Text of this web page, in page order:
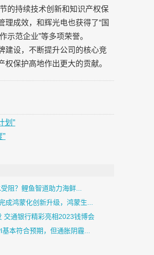
的持续技术创新和知识产权保
成效，和辉光电也获得了“国
示范企业”等多项荣誉。
建设，不断提升公司的核心竞
保护高地作出更大的贡献。
划”
阻？鲤鱼智道助力海鲜...
成鸿蒙化创新升级，鸿蒙生...
交通银行精彩亮相2023钱博会
本符合预期，但通胀阴霾...